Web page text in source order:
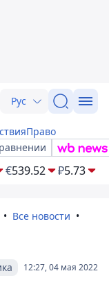
Рус
Право
€539.52 ₽5.73
Все новости
12:27, 04 мая 2022